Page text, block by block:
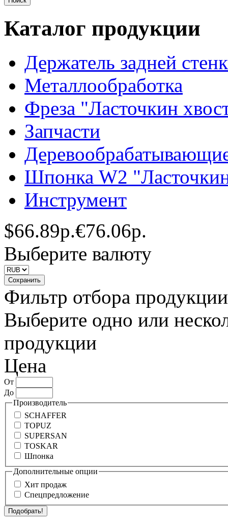
Каталог продукции
Держатель задней
Металлообработка
Фреза "Ласточкин
Запчасти
Шпонка W2
Инструмент
$66.89р.€76.06р.
Выберите валюту
Фильтр отбора продукции
Выберите одно или
продукции
Цена
От
До
Производитель
SCHAFFER
TOPUZ
SUPERSAN
TOSKAR
Шпонка
Дополнительные опции
Хит продаж
Спецпредложение